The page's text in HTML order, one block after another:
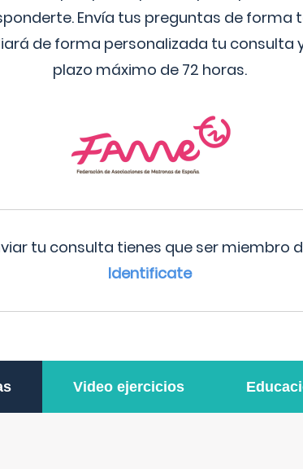
Envía tus preguntas de forma
de forma personalizada tu consulta
plazo máximo de 72 horas.
tu consulta tienes que ser miembro
Identificate
Video ejercicios